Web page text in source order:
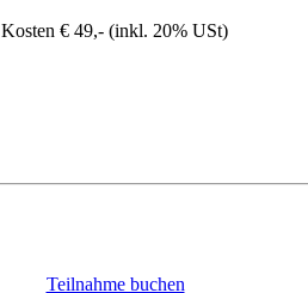
Kosten € 49,- (inkl. 20% USt)
Teilnahme buchen